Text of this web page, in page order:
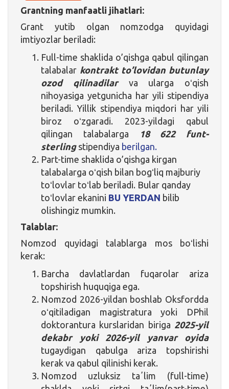
Grantning manfaatli jihatlari:
Grant yutib olgan nomzodga quyidagi
imtiyozlar beriladi:
Full-time shaklida o’qishga qabul qilingan
talabalar kontrakt to’lovidan butunlay
ozod qilinadilar
va ularga oʻqish
nihoyasiga yetgunicha har yili stipendiya
beriladi. Yillik stipendiya miqdori har yili
biroz oʻzgaradi. 2023-yildagi qabul
qilingan talabalarga
18 622 funt-
sterling stipendiya berilgan.
Part-time shaklida o’qishga kirgan
talabalarga oʻqish bilan bogʻliq majburiy
toʻlovlar toʻlab beriladi. Bular qanday
toʻlovlar ekanini BU YERDAN bilib
olishingiz mumkin.
Talablar:
Nomzod quyidagi talablarga mos boʻlishi
kerak:
Barcha davlatlardan fuqarolar ariza
topshirish huquqiga ega.
Nomzod 2026-yildan boshlab Oksfordda
oʻqitiladigan magistratura yoki DPhil
doktorantura kurslaridan biriga 2025-yil
dekabr yoki 2026-yil yanvar oyida
tugaydigan qabulga ariza topshirishi
kerak va qabul qilinishi kerak.
Nomzod uzluksiz taʼlim (full-time)